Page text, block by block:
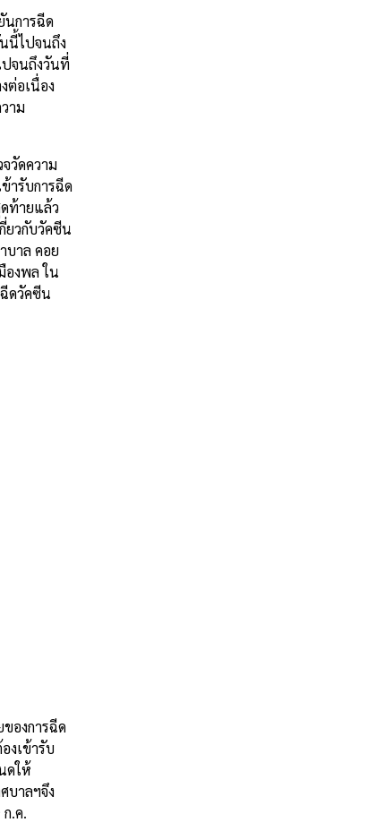
นการฉีด
นี้ไปจนถึง
ปจนถึงวันที่
ต่อเนื่อง
าม
วัดความ
ารับการฉีด
ท้ายแล้ว
ยวกับวัคซีน
บาล คอย
องพล ใน
ดวัคซีน
องการฉีด
งเข้ารับ
ดให้
บาลฯจึง
.ค.